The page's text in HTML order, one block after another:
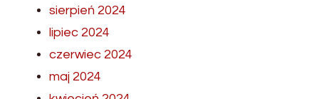
sierpień 2024
lipiec 2024
czerwiec 2024
maj 2024